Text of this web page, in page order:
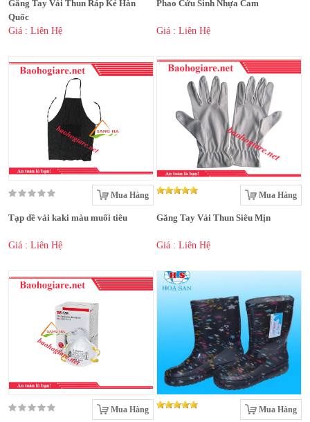
Găng Tay Vải Thun Ráp Kẻ Hàn
Quốc
Giá : Liên Hệ
Phao Cứu Sinh Nhựa Cam
Giá : Liên Hệ
Mua Hàng
Tạp dề vải kaki màu muối tiêu
Giá : Liên Hệ
Mua Hàng
Găng Tay Vải Thun Siêu Mịn
Giá : Liên Hệ
Mua Hàng Mua Hàng